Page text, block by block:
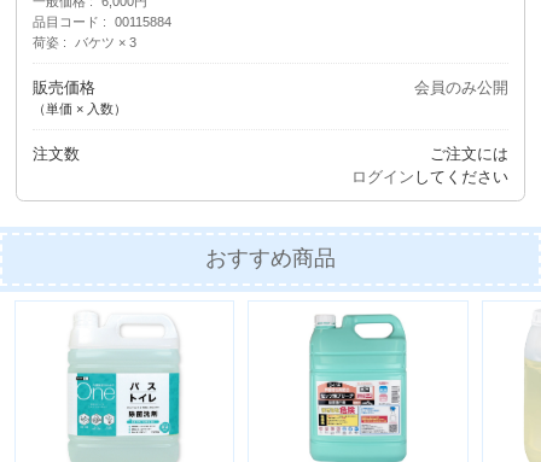
品目コード
00115884
荷姿
バケツ × 3
販売価格
（単価 × 入数）
会員のみ公開
注文数
ご注文には
ログイン してください
おすすめ商品